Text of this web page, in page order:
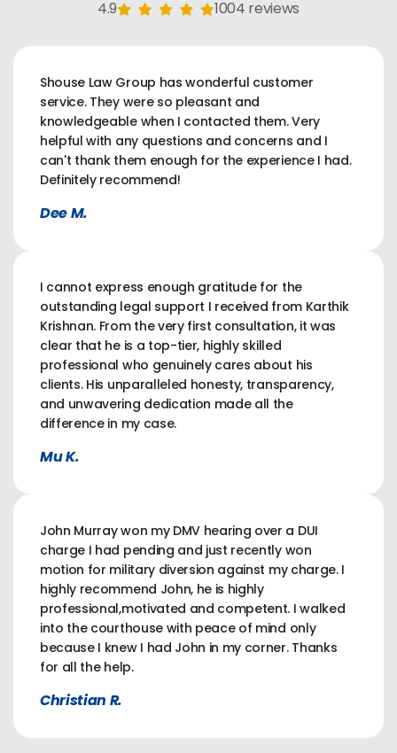
4.9 1004 reviews
Shouse Law Group has wonderful customer
service. They were so pleasant and
knowledgeable when I contacted them. Very
helpful with any questions and concerns and I
can't thank them enough for the experience I had.
Definitely recommend!
Dee M.
I cannot express enough gratitude for the
outstanding legal support I received from Karthik
Krishnan. From the very first consultation, it was
clear that he is a top-tier, highly skilled
professional who genuinely cares about his
clients. His unparalleled honesty, transparency,
and unwavering dedication made all the
difference in my case.
Mu K.
John Murray won my DMV hearing over a DUI
charge I had pending and just recently won
motion for military diversion against my charge. I
highly recommend John, he is highly
professional,motivated and competent. I walked
into the courthouse with peace of mind only
because I knew I had John in my corner. Thanks
for all the help.
Christian R.